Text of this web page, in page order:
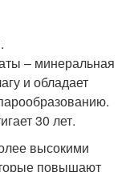
– минеральная
и обладает
30 лет.
высокими
повышают